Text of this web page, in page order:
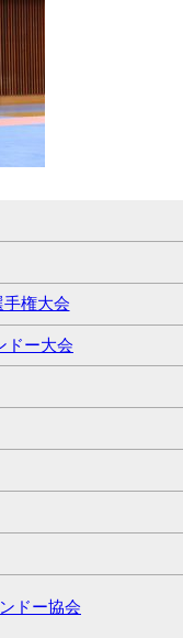
権大会
ドー大会
ドー協会